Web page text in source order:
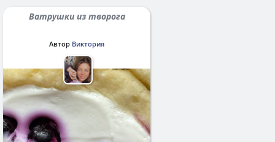
Ватрушки из творога
Автор Виктория